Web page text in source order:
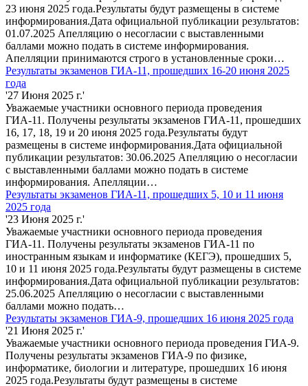
23 июня 2025 года.Результаты будут размещены в системе
информирования.Дата официальной публикации результатов:
01.07.2025 Апелляцию о несогласии с выставленными
баллами можно подать в системе информирования.
Апелляции принимаются строго в установленные сроки…
Результаты экзаменов ГИА-11, прошедших 16-20 июня 2025
года
'27 Июня 2025 г.'
Уважаемые участники основного периода проведения
ГИА-11. Получены результаты экзаменов ГИА-11, прошедших
16, 17, 18, 19 и 20 июня 2025 года.Результаты будут
размещены в системе информирования.Дата официальной
публикации результатов: 30.06.2025 Апелляцию о несогласии
с выставленными баллами можно подать в системе
информирования. Апелляции…
Результаты экзаменов ГИА-11, прошедших 5, 10 и 11 июня
2025 года
'23 Июня 2025 г.'
Уважаемые участники основного периода проведения
ГИА-11. Получены результаты экзаменов ГИА-11 по
иностранным языкам и информатике (КЕГЭ), прошедших 5,
10 и 11 июня 2025 года.Результаты будут размещены в системе
информирования.Дата официальной публикации результатов:
25.06.2025 Апелляцию о несогласии с выставленными
баллами можно подать…
Результаты экзаменов ГИА-9, прошедших 16 июня 2025 года
'21 Июня 2025 г.'
Уважаемые участники основного периода проведения ГИА-9.
Получены результаты экзаменов ГИА-9 по физике,
информатике, биологии и литературе, прошедших 16 июня
2025 года.Результаты будут размещены в системе